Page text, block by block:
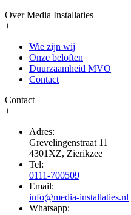
Over Media Installaties
+
Wie zijn wij
Onze beloften
Duurzaamheid MVO
Contact
Contact
+
Adres:
Grevelingenstraat 11
4301XZ, Zierikzee
Tel:
0111-700509
Email:
info@media-installaties.nl
Whatsapp: